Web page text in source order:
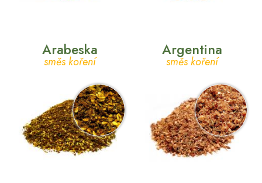
Arabeska
směs koření
Argentina
směs koření